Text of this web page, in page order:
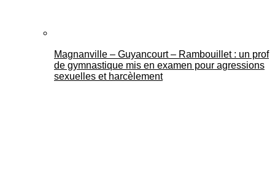
Magnanville – Guyancourt – Rambouillet : un prof
de gymnastique mis en examen pour agressions
sexuelles et harcèlement